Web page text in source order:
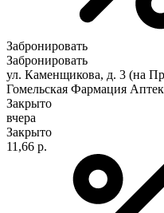
Забронировать
Забронировать
ул. Каменщикова, д. 3 (на
Гомельская Фармация
Закрыто
вчера
Закрыто
11,66 р.